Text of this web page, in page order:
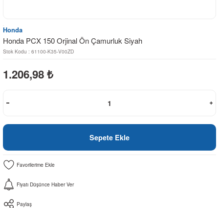
Honda
Honda PCX 150 Orjinal Ön Çamurluk Siyah
Stok Kodu : 61100-K35-V00ZD
1.206,98 ₺
Sepete Ekle
Fiyatı Düşünce Haber Ver
Paylaş